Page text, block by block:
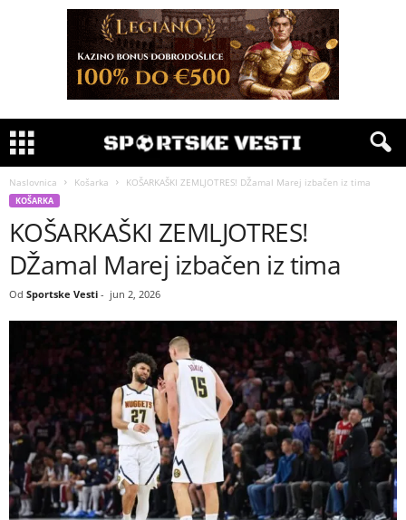
Naslovnica Košarka KOŠARKAŠKI ZEMLJOTRES! DŽamal Marej izbačen iz tima
KOŠARKA
KOŠARKAŠKI ZEMLJOTRES!
DŽamal Marej izbačen iz tima
Od Sportske Vesti - jun 2, 2026